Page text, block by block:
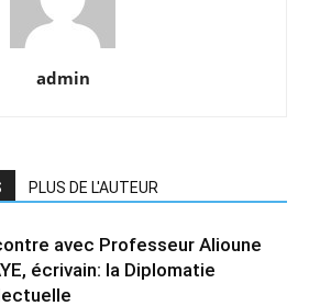
admin
PLUS DE L'AUTEUR
avec Professeur Alioune
écrivain: la Diplomatie